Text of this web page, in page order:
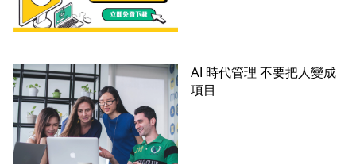
AI 時代管理 不要把人變成
項目